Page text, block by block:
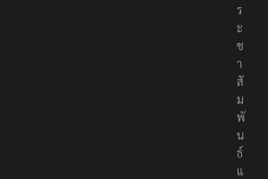
ป
ร
ะ
ช
า
สั
ม
พั
น
ธ์